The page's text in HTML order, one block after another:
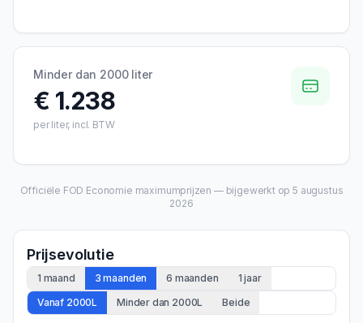
Minder dan 2000 liter
€ 1.238
per liter, incl. BTW
Officiële FOD Economie maximumprijzen — bijgewerkt op 5 augustus
2026
Prijsevolutie
1 maand 3 maanden 6 maanden
1 jaar
Vanaf 2000L
Minder dan 2000L Beide